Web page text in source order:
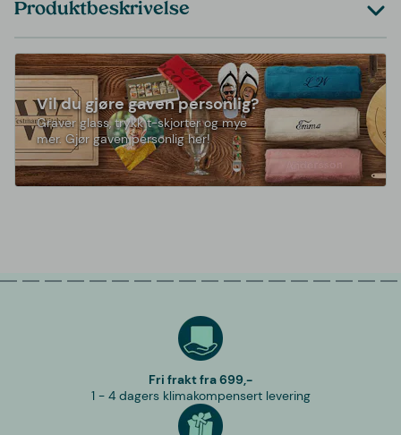
Produktbeskrivelse
Vil du gjøre gaven personlig?
Graver glass, trykk t-skjorter og mye
mer. Gjør gaven personlig her!
Fri frakt fra 699,-
1 - 4 dagers klimakompensert levering